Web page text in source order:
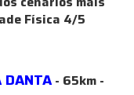
Física 4/5
DANTA- 65km -